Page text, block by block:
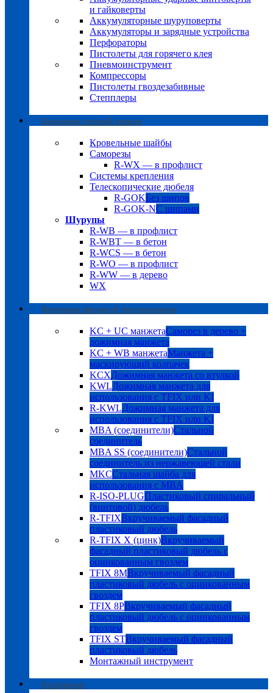
и гайковерты
Аккумуляторные шуруповерты
Аккумуляторы и зарядные устройства
Перфораторы
Пистолеты для горячего клея
Пневмоинструмент
Компрессоры
Пистолеты гвоздезабивные
Степплеры
Крепление плоской кровли
Кровельные шайбы
Саморезы
R-WX — в профлист
Системы крепления
Телескопические дюбеля
R-GOKБез шипов
R-GOK-NС шипами
Шурупы
R-WB — в профлист
R-WBT — в бетон
R-WCS — в бетон
R-WO — в профлист
R-WW — в дерево
WX
Крепление фасадной теплоизоляции
KC + UC манжетаСаморез в дерево +
дожимная манжета
KC + WB манжетаМанжета +
маскирующий колпачек
KCXДожимная манжета со втулкой
KWLДожимная манжета для
использования с TFIX или KI
R-KWLДожимная манжета для
использования с TFIX или KI
MBA (соединители)Стальной
соединитель
MBA SS (соединители)Стальной
соединитель из нержавеющей стали
MKCСтальная шайба для
использования с MBA
R-ISO-PLUGПластиковый спиральный
(винтовой) дюбель
R-TFIXВкручиваемый фасадный
пластиковый дюбель
R-TFIX X (цинк)Вкручиваемый
фасадный пластиковый дюбель с
оцинкованным гвоздем
TFIX 8MВкручиваемый фасадный
пластиковый дюбель с оцинкованным
гвоздем
TFIX 8PВкручиваемый фасадный
пластиковый дюбель с оцинкованным
гвоздем
TFIX STВкручиваемый фасадный
пластиковый дюбель
Монтажный инструмент
Расходники